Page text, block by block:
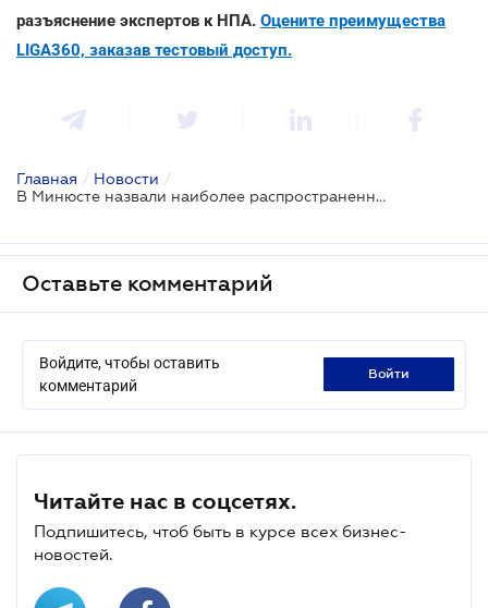
разъяснение экспертов к НПА. Оцените преимущества
LIGA360, заказав тестовый доступ.
Главная / Новости /
В Минюсте назвали наиболее распространенные нарушения во время осуществления регистрационных действий
Оставьте комментарий
Войдите, чтобы оставить
комментарий
войти
Читайте нас в соцсетях.
Подпишитесь, чтоб быть в курсе всех бизнес-
новостей.